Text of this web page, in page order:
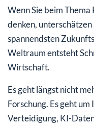
Auch exotische
Wenn Sie beim
denken,
spannendsten
Weltraum entsteht
Wirtschaft.
Es geht längst nicht
Forschung. Es geht
Verteidigung, KI-